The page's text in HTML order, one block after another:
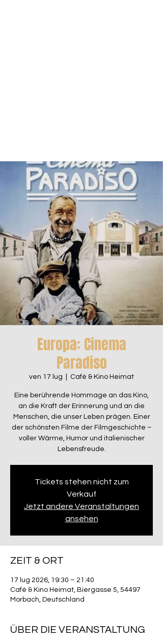
Europa: Cinema
Paradiso
ven 17 lug Café & Kino Heimat
Eine berührende Hommage an das Kino,
an die Kraft der Erinnerung und an die
Menschen, die unser Leben prägen. Einer
der schönsten Filme der Filmgeschichte –
voller Wärme, Humor und italienischer
Lebensfreude.
Tickets stehen nicht zum
Verkauf
Jetzt andere Veranstaltungen
ansehen
ZEIT & ORT
17 lug 2026, 19:30 – 21:40
Café & Kino Heimat, Biergasse 5, 54497
Morbach, Deutschland
ÜBER DIE VERANSTALTUNG